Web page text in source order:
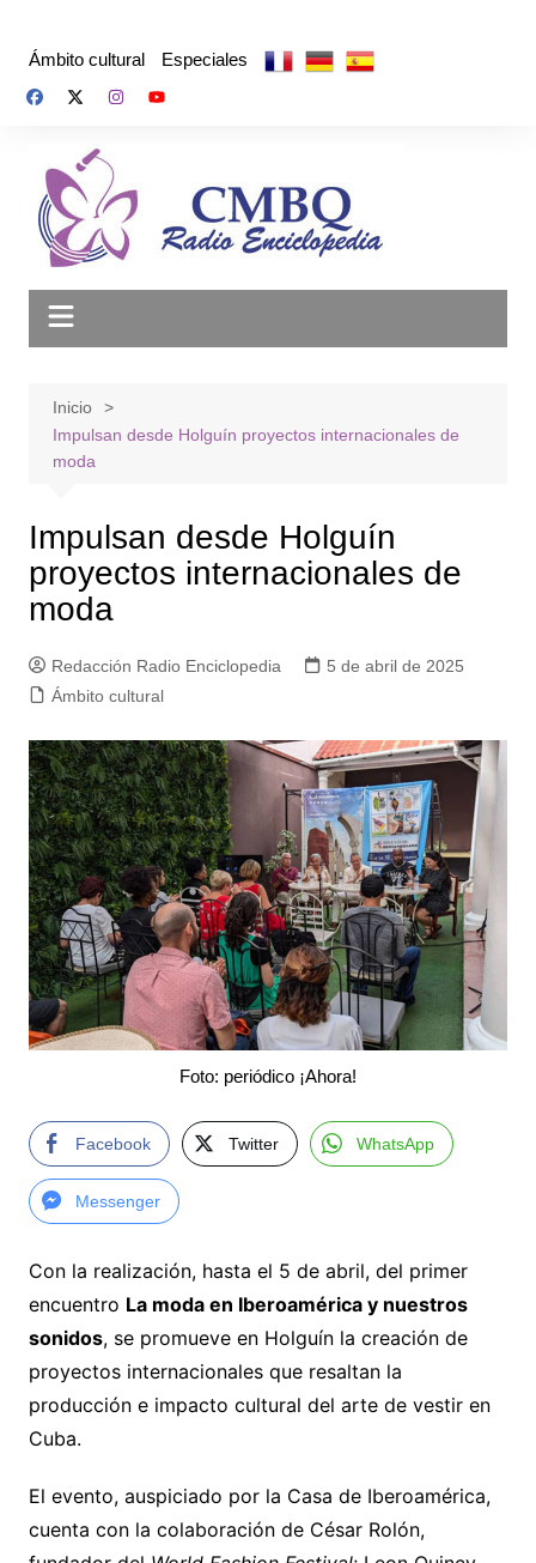
Ámbito cultural Especiales
Inicio
Impulsan desde Holguín proyectos internacionales de
moda
Impulsan desde Holguín
proyectos internacionales de
moda
Redacción Radio Enciclopedia
5 de abril de 2025
Ámbito cultural
Foto: periódico ¡Ahora!
Facebook Twitter WhatsApp
Messenger
Con la realización, hasta el 5 de abril, del primer
encuentro La moda en Iberoamérica y nuestros
sonidos, se promueve en Holguín la creación de
proyectos internacionales que resaltan la
producción e impacto cultural del arte de vestir en
Cuba.
El evento, auspiciado por la Casa de Iberoamérica,
cuenta con la colaboración de César Rolón,